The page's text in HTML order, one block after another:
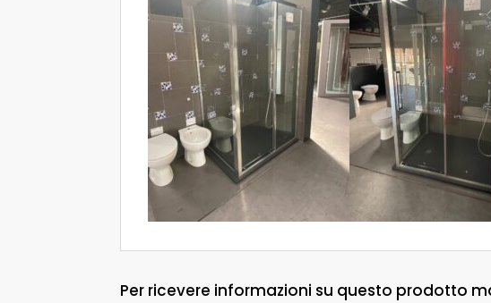
Per ricevere informazioni su questo prodotto